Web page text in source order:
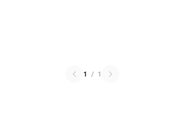
1 / 1